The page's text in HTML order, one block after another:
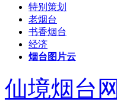
特别策划
老烟台
书香烟台
经济
烟台图片云
仙境烟台网